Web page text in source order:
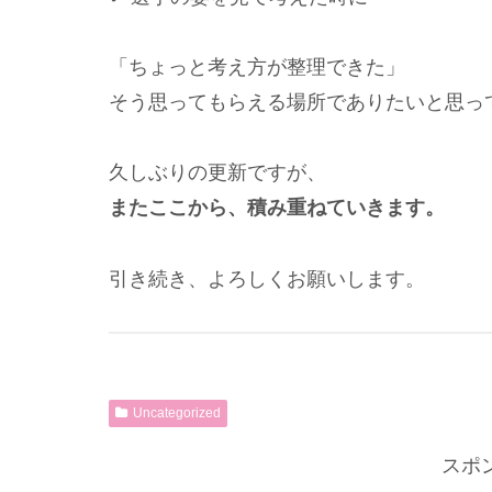
「ちょっと考え方が整理できた」
そう思ってもらえる場所でありたいと思っ
久しぶりの更新ですが、
またここから、積み重ねていきます。
引き続き、よろしくお願いします。
Uncategorized
スポ